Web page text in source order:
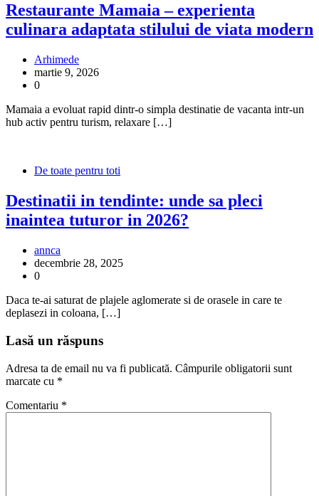
Restaurante Mamaia – experienta
culinara adaptata stilului de viata modern
Arhimede
martie 9, 2026
0
Mamaia a evoluat rapid dintr-o simpla destinatie de vacanta intr-un
hub activ pentru turism, relaxare […]
De toate pentru toti
Destinatii in tendinte: unde sa pleci
inaintea tuturor in 2026?
annca
decembrie 28, 2025
0
Daca te-ai saturat de plajele aglomerate si de orasele in care te
deplasezi in coloana, […]
Lasă un răspuns
Adresa ta de email nu va fi publicată. Câmpurile obligatorii sunt
marcate cu *
Comentariu *